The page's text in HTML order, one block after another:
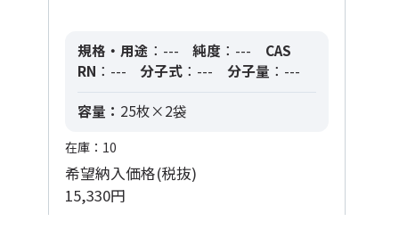
規格・用途 ：--- 純度 ：---
CAS
RN ：--- 分子式 ：--- 分子量 ：---
容量： 25枚×2袋
在庫：10
希望納入価格(税抜)
15,330円